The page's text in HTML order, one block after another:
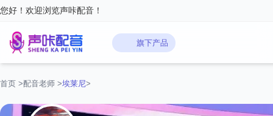
您好！欢迎浏览声咔配音！
旗下产品
首页 >配音老师 >埃莱尼>